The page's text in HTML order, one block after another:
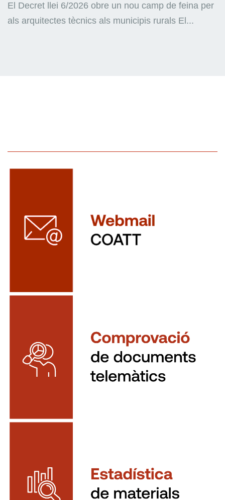
El Decret llei 6/2026 obre un nou camp de feina per
als arquitectes tècnics als municipis rurals El...